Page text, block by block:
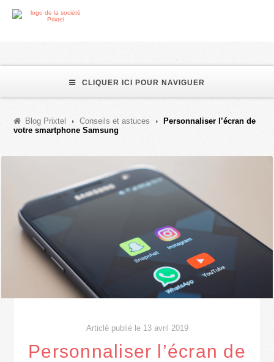
CLIQUER ICI POUR NAVIGUER
Blog Prixtel Conseils et astuces
Personnaliser l’écran de
votre smartphone Samsung
Articlé publié le 13 avril 2019
Personnaliser l’écran de